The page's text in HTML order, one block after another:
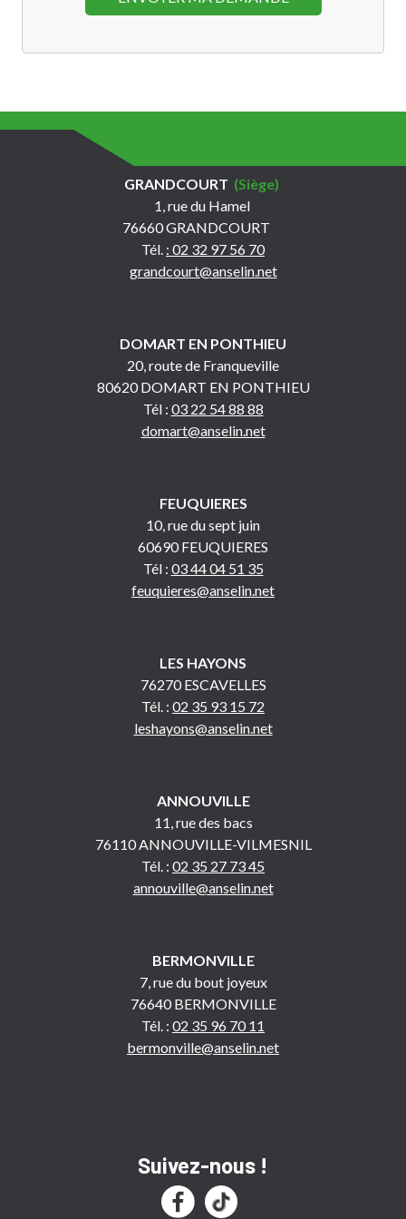
GRANDCOURT (Siège)
1, rue du Hamel
76660 GRANDCOURT
Tél. : 02 32 97 56 70
grandcourt@anselin.net
DOMART EN PONTHIEU
20, route de Franqueville
80620 DOMART EN PONTHIEU
Tél : 03 22 54 88 88
domart@anselin.net
FEUQUIERES
10, rue du sept juin
60690 FEUQUIERES
Tél : 03 44 04 51 35
feuquieres@anselin.net
LES HAYONS
76270 ESCAVELLES
Tél. : 02 35 93 15 72
leshayons@anselin.net
ANNOUVILLE
11, rue des bacs
76110 ANNOUVILLE-VILMESNIL
Tél. : 02 35 27 73 45
annouville@anselin.net
BERMONVILLE
7, rue du bout joyeux
76640 BERMONVILLE
Tél. : 02 35 96 70 11
bermonville@anselin.net
Suivez-nous !